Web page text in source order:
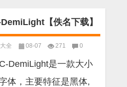
【佚名下载】
全 08-07 271 0
DemiLight是一款大小
体，主要特征是黑体,